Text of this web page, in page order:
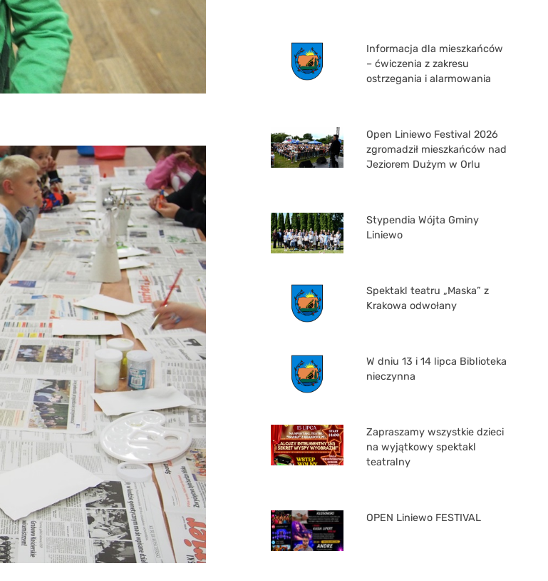
Informacja dla mieszkańców
– ćwiczenia z zakresu
ostrzegania i alarmowania
Open Liniewo Festival 2026
zgromadził mieszkańców nad
Jeziorem Dużym w Orlu
Stypendia Wójta Gminy
Liniewo
Spektakl teatru „Maska” z
Krakowa odwołany
W dniu 13 i 14 lipca Biblioteka
nieczynna
Zapraszamy wszystkie dzieci
na wyjątkowy spektakl
teatralny
OPEN Liniewo FESTIVAL